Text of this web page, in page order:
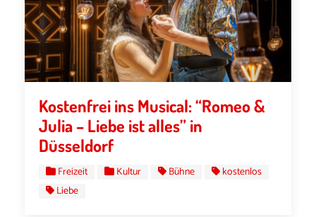
Kostenfrei ins Musical: “Romeo &
Julia – Liebe ist alles” in
Düsseldorf
Freizeit Kultur Bühne
kostenlos
Liebe